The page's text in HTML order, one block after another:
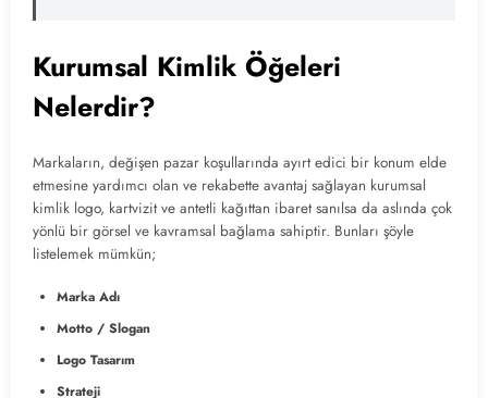
Kurumsal Kimlik Öğeleri
Nelerdir?
Markaların, değişen pazar koşullarında ayırt edici bir konum elde
etmesine yardımcı olan ve rekabette avantaj sağlayan kurumsal
kimlik logo, kartvizit ve antetli kağıttan ibaret sanılsa da aslında çok
yönlü bir görsel ve kavramsal bağlama sahiptir. Bunları şöyle
listelemek mümkün;
Marka Adı
Motto / Slogan
Logo Tasarım
Strateji